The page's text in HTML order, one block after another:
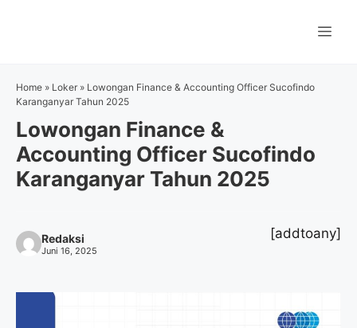
Home » Loker » Lowongan Finance & Accounting Officer Sucofindo
Karanganyar Tahun 2025
Lowongan Finance &
Accounting Officer Sucofindo
Karanganyar Tahun 2025
Redaksi
Juni 16, 2025
[addtoany]